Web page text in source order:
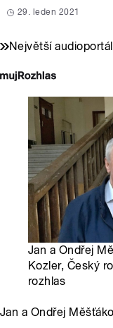
29. leden 2021
Největší
Jan a Ondřej
Kozler, Český
rozhlas
Jan a Ondřej